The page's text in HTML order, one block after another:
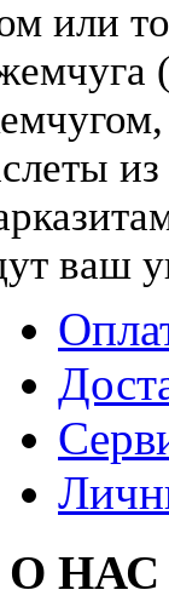
или
ваш
О НАС